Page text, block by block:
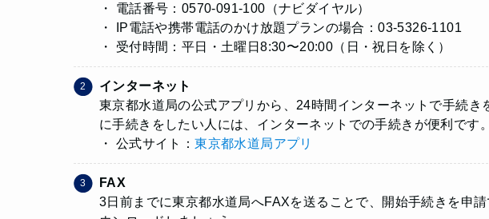
・ 電話番号：0570-091-100（ナビダイヤル）
・ IP電話や携帯電話のかけ放題プランの場合：03-5326-1101
・ 受付時間：平日・土曜日8:30〜20:00（日・祝日を除く）
インターネット
東京都水道局の公式アプリから、24時間インターネットで手続
に手続きをしたい人には、インターネットでの手続きが便利です。
・ 公式サイト：東京都水道局アプリ
FAX
3日前までに東京都水道局へFAXを送ることで、開始手続きを申